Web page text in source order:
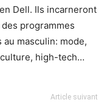
Dell. Ils incarneront
des programmes
au masculin: mode,
high-tech…
Article suivant